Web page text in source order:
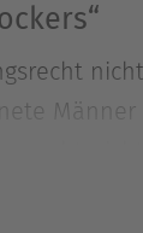
Männer
Männer